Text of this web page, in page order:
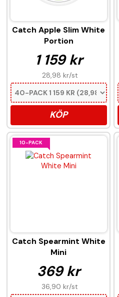
Catch Apple Slim White
Portion
1 159 kr
28,98 kr/st
KÖP
10-PACK
Catch Spearmint White
Mini
369 kr
36,90 kr/st